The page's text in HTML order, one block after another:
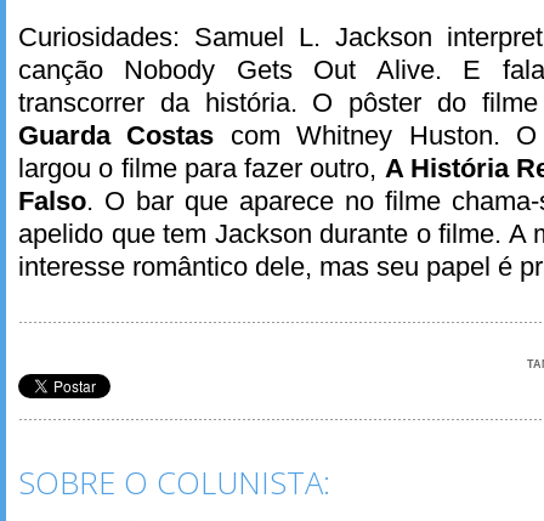
Curiosidades: Samuel L. Jackson
canção Nobody Gets Out Alive. E
transcorrer da história. O pôster do
Guarda Costas com Whitney Huston.
largou o filme para fazer outro, A História
Falso. O bar que aparece no filme
apelido que tem Jackson durante o filme. A
interesse romântico dele, mas seu papel é
SOBRE O COLUNISTA: